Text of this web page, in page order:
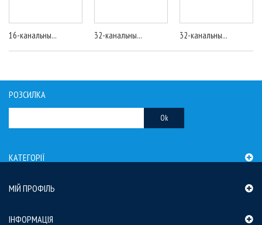
16-канальны... 32-канальны... 32-канальны...
РОЗСИЛКА
Ok
КАТЕГОРІЇ
МІЙ ПРОФІЛЬ
ІНФОРМАЦІЯ